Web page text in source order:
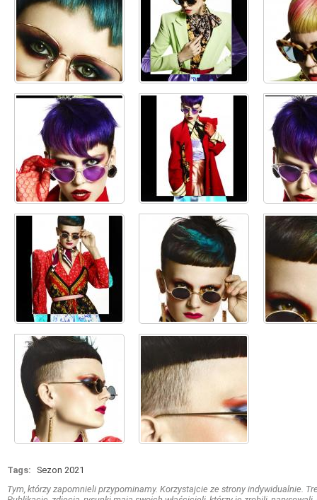
Tags:
Sezon 2021
Tym, którzy zapomnieli przypominamy. Korzystajcie ze strony indywidualnie.